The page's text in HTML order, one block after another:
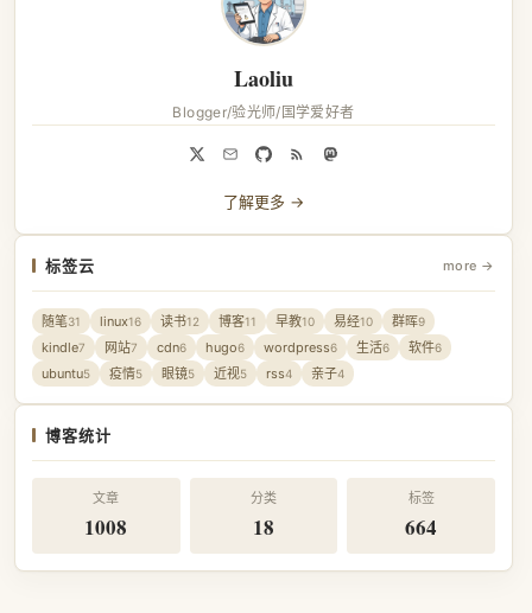
Laoliu
Blogger/验光师/国学爱好者
了解更多 →
标签云 more →
随笔31 linux16 读书12 博客11 早教10 易经10 群晖9
kindle7 网站7 cdn6 hugo6 wordpress6 生活6 软件6
ubuntu5 疫情5 眼镜5 近视5 rss4 亲子4
博客统计
文章
1008
分类
18
标签
664